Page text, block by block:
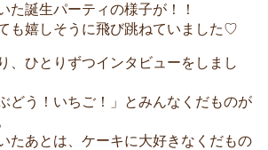
た誕生パーティの様子が！！
も嬉しそうに飛び跳ねていました♡
、ひとりずつインタビューをしまし
どう！いちご！」とみんなくだものが
たあとは、ケーキに大好きなくだもの